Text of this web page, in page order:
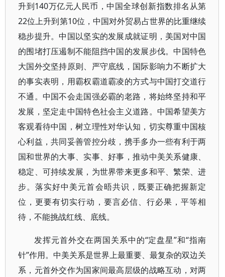
升到140万亿元人民币，中国全球创新指数排名从第
22位上升到第10位，中国对外贸易占世界的比重继续
稳步提升。中国以坚实的发展成就证明，美国对中国
的围堵打压遏制不能阻挡中国的发展步伐。中国特色
大国外交坚持原则、严守底线，国际影响力不断扩大
的事实表明，用霸权霸道霸凌的方式与中国打交道行
不通。中国不会走国强必霸的老路，将始终坚持和平
发展，坚定走中国特色社会主义道路。中国希望美方
客观看待中国，树立理性对华认知，切实尊重中国核
心利益，共同妥善管控分歧，携手多办一些有利于两
国和世界的大事、实事、好事，推动中美关系健康、
稳定、可持续发展，为世界带来更多和平、繁荣、进
步。落实好中美元首会晤共识，既要正确把握新定
位，更要有切实行动，要言必信、行必果，平等相
待，不能挑战红线、底线。
发挥元首外交在两国关系中的“定盘星”和“指南
针”作用。中美关系是世界上最重要、最复杂的双边关
系，元首外交作为国家间最高层级的战略互动，对两